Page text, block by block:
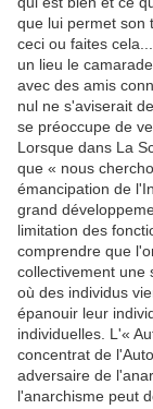
que lui permet son
ceci ou faites
un lieu le
avec des amis
nul ne s'aviserait
se préoccupe de
Lorsque dans La
que « nous
émancipation de
grand
limitation des
comprendre que
collectivement une
où des individus
épanouir leur
individuelles. L'«
concentrat de
adversaire de
l'anarchisme peut